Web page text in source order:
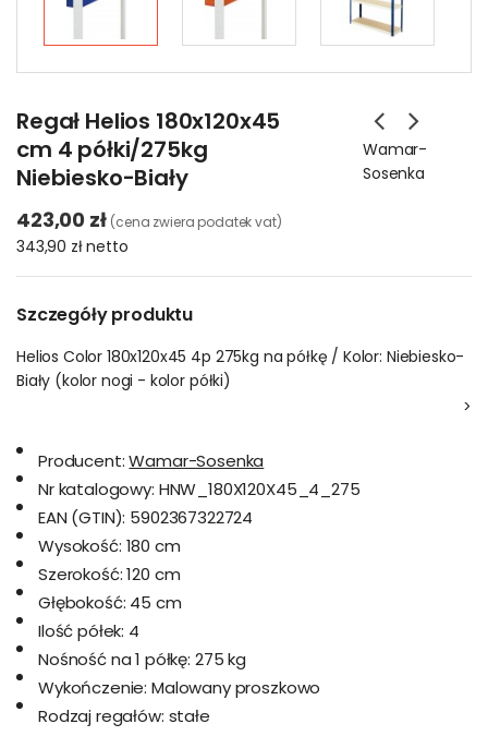
Regał Helios 180x120x45
cm 4 półki/275kg
Niebiesko-Biały
Wamar-
Sosenka
423,00 zł (cena zwiera podatek vat)
343,90 złnetto
Szczegóły produktu
Helios Color 180x120x45 4p 275kg na półkę / Kolor: Niebiesko-
Biały (kolor nogi - kolor półki)
>
Producent: Wamar-Sosenka
Nr katalogowy: HNW_180X120X45_4_275
EAN (GTIN): 5902367322724
Wysokość: 180 cm
Szerokość: 120 cm
Głębokość: 45 cm
Ilość półek: 4
Nośność na 1 półkę: 275 kg
Wykończenie: Malowany proszkowo
Rodzaj regałów: stałe